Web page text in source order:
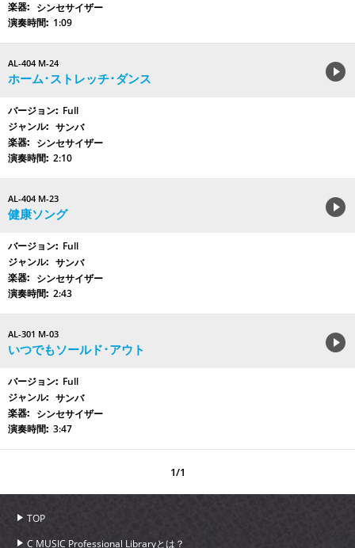
シンセサイザー
1:09
AL-404 M-24
ホーム･ストレッチ･ダンス
Full
サンバ
シンセサイザー
2:10
AL-404 M-23
健康ソング
Full
サンバ
シンセサイザー
2:43
AL-301 M-03
いつでもソールド･アウト
Full
サンバ
シンセサイザー
3:47
1/1
TOP
C MUSIC Professional Libraryとは？